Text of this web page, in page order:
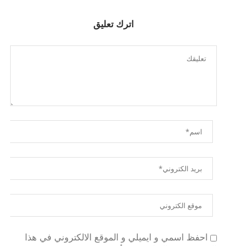
اترك تعليق
احفظ اسمي و ايميلي و الموقع الالكتروني في هذا